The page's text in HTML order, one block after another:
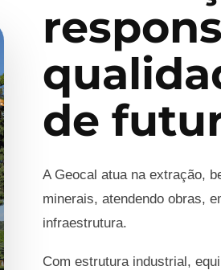
de
A Geocal atua na extração,
minerais, atendendo obras,
infraestrutura.
Com estrutura industrial,